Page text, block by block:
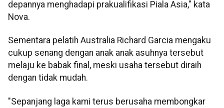
depannya menghadapi prakualifikasi Piala Asia," kata
Nova.
Sementara pelatih Australia Richard Garcia mengaku
cukup senang dengan anak anak asuhnya tersebut
melaju ke babak final, meski usaha tersebut diraih
dengan tidak mudah.
"Sepanjang laga kami terus berusaha membongkar